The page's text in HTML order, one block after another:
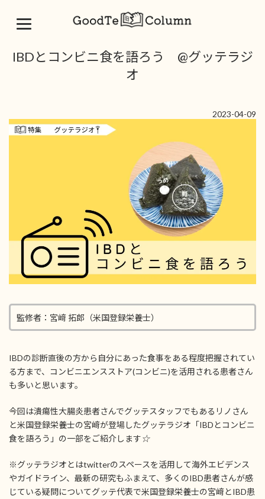
IBDとコンビニ食を語ろう @グッテラジ
オ
2023-04-09
監修者：宮﨑 拓郎（米国登録栄養士）
IBDの診断直後の方から自分にあった食事をある程度把握されてい
る方まで、コンビニエンスストア(コンビニ)を活用される患者さん
も多いと思います。
今回は潰瘍性大腸炎患者さんでグッテスタッフでもあるリノさん
と米国登録栄養士の宮﨑が登場したグッテラジオ「IBDとコンビニ
食を語ろう」の一部をご紹介します☆
※グッテラジオとはtwitterのスペースを活用して海外エビデンス
やガイドライン、最新の研究もふまえて、多くのIBD患者さんが感
じている疑問についてグッテ代表で米国登録栄養士の宮﨑とIBD患